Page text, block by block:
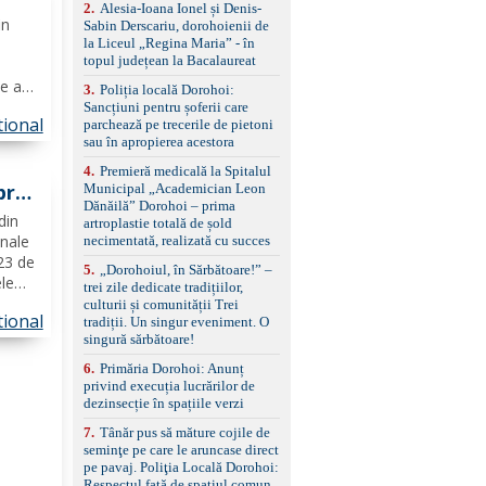
ani,
de
la
schimbare bandă și
menținere bandă Faruri
bi-xenon adaptive cu
asistent fază lungă
automată , lumini de zi
LED, proiectoare ceață
LED, spălătoare faruri
față/spate, cameră
marșarier Keyless entry
& start, geamuri electrice
față/spate, oglinzi
electrice, încălzite și
rabatabile Sistem hands-
free, Bluetooth, USB
Sistem start/stop, frână
de parcare electrică,
anvelope vară runflat
filtru de particule,
standard Euro 6 Trapă
panoramică, geamuri
remorcare Bonus: -
Covorașe textile montate
pe mașină. -Ofer și un
2. Alesia-Ioana Ionel și Denis-
Sabin Derscariu, dorohoienii de
la Liceul „Regina Maria” - în
topul județean la Bacalaureat
3. Poliția locală Dorohoi:
Sancțiuni pentru șoferii care
parchează pe trecerile de pietoni
sau în apropierea acestora
4. Premieră medicală la Spitalul
Municipal „Academician Leon
Dănăilă” Dorohoi – prima
artroplastie totală de șold
necimentată, realizată cu succes
5.
„Dorohoiul, în Sărbătoare!” –
trei zile dedicate tradițiilor,
culturii și comunității Trei
tradiții. Un singur eveniment. O
singură sărbătoare!
6. Primăria Dorohoi: Anunț
privind execuția lucrărilor de
dezinsecție în spațiile verzi
7. Tânăr pus să măture cojile de
seminţe pe care le aruncase direct
pe pavaj. Poliţia Locală Dorohoi: